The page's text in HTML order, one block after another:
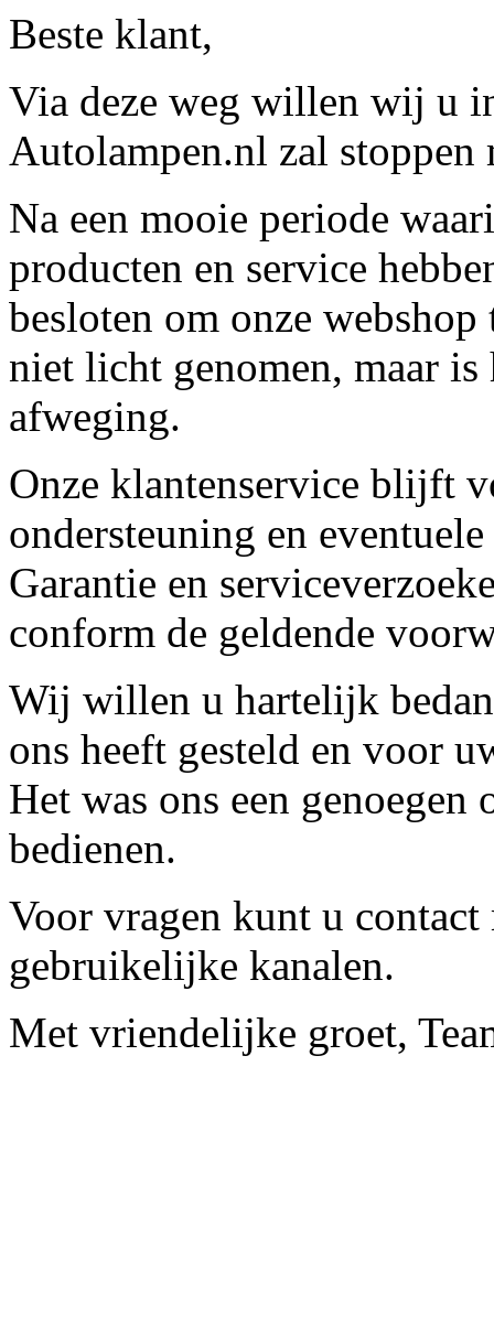
Beste klant,
Via deze weg willen wij u
Autolampen.nl zal stoppen
Na een mooie periode
producten en service
besloten om onze
niet licht genomen, maar
afweging.
Onze klantenservice blijft
ondersteuning en
Garantie en
conform de geldende
Wij willen u hartelijk
ons heeft gesteld en voor
Het was ons een
bedienen.
Voor vragen kunt u contact
gebruikelijke kanalen.
Met vriendelijke groet,